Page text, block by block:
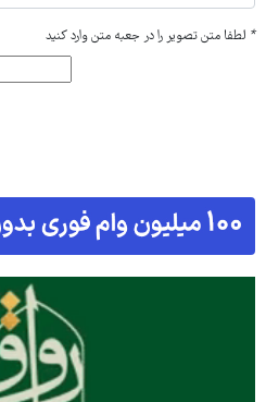
* لطفا متن تصویر را در جعبه متن وارد کنید